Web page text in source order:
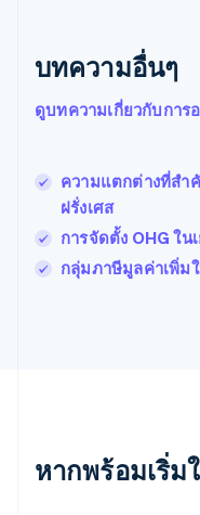
บทความอื่นๆ
ดูบทความเกี่ยวกับกา
ความแตกต่างที่สํา
ฝรั่งเศส
การจัดตั้ง OHG ใ
กลุ่มภาษีมูลค่าเพิ่ม
หากพร้อมเริ่ม
โปแลนด์
English
ฝรั่งเศส
มอลตา
English
มาเลเซีย
简体中文
เม็กซิโก
ลักเซมเบิร์ก
Français Deutsch